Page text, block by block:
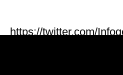
https://twitter.com/